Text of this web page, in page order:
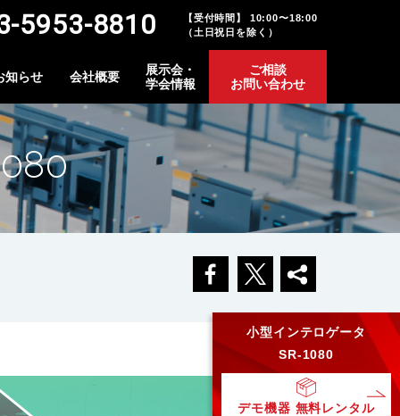
5953-8810
【受付時間】 10:00〜18:00
（土日祝日を除く）
知らせ 会社概要
展示会・
学会情報
ご相談
お問い合わせ
小型インテロゲータ
SR-1080
デモ機器 無料レンタル